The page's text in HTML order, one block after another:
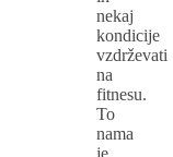
nekaj
kondicije
vzdrževati
na
fitnesu.
To
nama